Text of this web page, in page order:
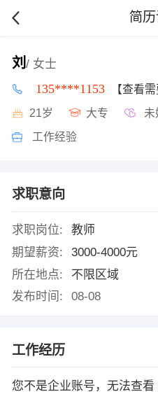
简
刘 / 女士
135****1153 【查看
21岁 大专 未
工作经验
求职意向
求职岗位:
教师
期望薪资:
3000-4000元
所在地点:
不限区域
发布时间:
08-08
工作经历
您不是企业账号，无法查看